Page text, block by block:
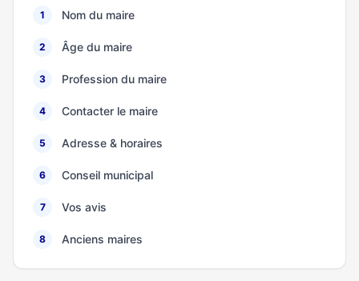
1 Nom du maire
2 Âge du maire
3 Profession du maire
4 Contacter le maire
5 Adresse & horaires
6 Conseil municipal
7 Vos avis
8 Anciens maires